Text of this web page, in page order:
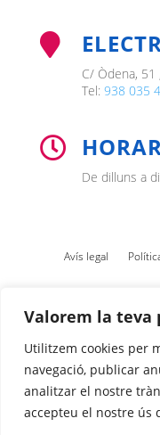
Valorem la teva
Utilitzem cookies per
navegació, publicar
analitzar el nostre
accepteu el nostre ús

C/ Òdena, 51
Tel: 938 035

De dilluns a
Avís legal